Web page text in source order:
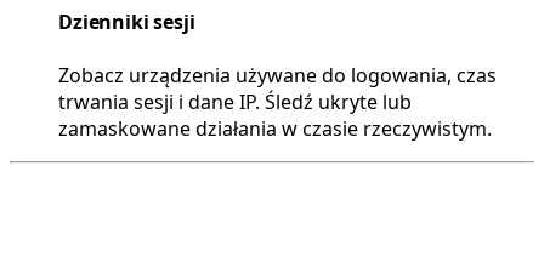
Dzienniki sesji
Zobacz urządzenia używane do logowania, czas
trwania sesji i dane IP. Śledź ukryte lub
zamaskowane działania w czasie rzeczywistym.